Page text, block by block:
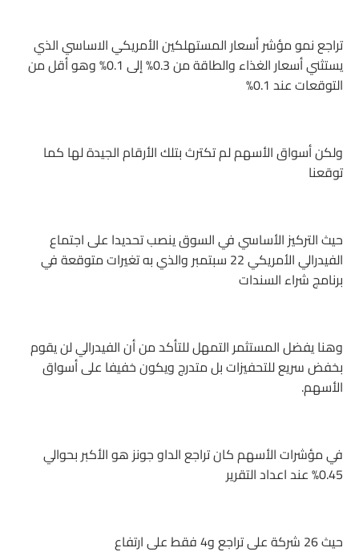
تراجع نمو مؤشر أسعار المستهلكين الأمريكي الاساسي الذي
يستثني أسعار الغذاء والطاقة من 0.3% إلى 0.1% وهو أقل من
التوقعات عند 0.1%
ولكن أسواق الأسهم لم تكترث بتلك الأرقام الجيدة لها كما
توقعنا
حيث التركيز الأساسي في السوق ينصب تحديدا على اجتماع
الفيدرالي الأمريكي 22 سبتمبر والذي به تغيرات متوقعة في
برنامج شراء السندات
وهنا يفضل المستثمر التمهل للتأكد من أن الفيدرالي لن يقوم
بخفض سريع للتحفيزات بل متدرج ويكون خفيفا على أسواق
الأسهم.
في مؤشرات الأسهم كان تراجع الداو جونز هو الأكبر بحوالي
0.45% عند اعداد التقرير
حيث 26 شركة على تراجع و4 فقط على ارتفاع